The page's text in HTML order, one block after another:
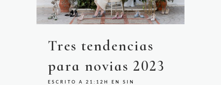
Tres tendencias
para novias 2023
ESCRITO A 21:12H EN SIN